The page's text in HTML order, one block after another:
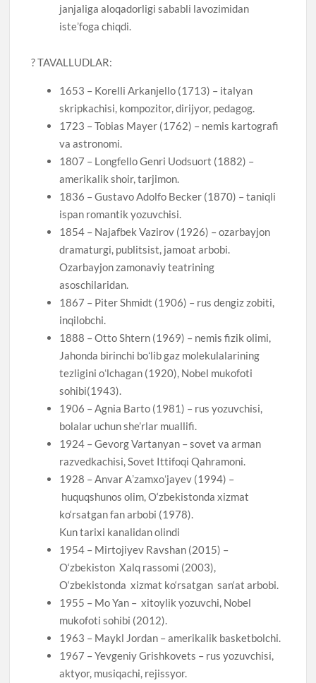
janjaliga aloqadorligi sababli lavozimidan
isteʼfoga chiqdi.
? TAVALLUDLAR:
1653 – Korelli Arkanjello (1713) – italyan
skripkachisi, kompozitor, dirijyor, pedagog.
1723 – Tobias Mayer (1762) – nemis kartografi
va astronomi.
1807 – Longfello Genri Uodsuort (1882) –
amerikalik shoir, tarjimon.
1836 – Gustavo Adolfo Becker (1870) – taniqli
ispan romantik yozuvchisi.
1854 – Najafbek Vazirov (1926) – ozarbayjon
dramaturgi, publitsist, jamoat arbobi.
Ozarbayjon zamonaviy teatrining
asoschilaridan.
1867 – Piter Shmidt (1906) – rus dengiz zobiti,
inqilobchi.
1888 – Otto Shtern (1969) – nemis fizik olimi,
Jahonda birinchi boʻlib gaz molekulalarining
tezligini oʻlchagan (1920), Nobel mukofoti
sohibi(1943).
1906 – Agnia Barto (1981) – rus yozuvchisi,
bolalar uchun she’rlar muallifi.
1924 – Gevorg Vartanyan – sovet va arman
razvedkachisi, Sovet Ittifoqi Qahramoni.
1928 – Anvar Aʼzamxoʻjayev (1994) –
huquqshunos olim, O‘zbekistonda xizmat
ko‘rsatgan fan arbobi (1978).
Kun tarixi kanalidan olindi
1954 – Mirtojiyev Ravshan (2015) –
O‘zbekiston Xalq rassomi (2003),
O‘zbekistonda xizmat ko‘rsatgan san‘at arbobi.
1955 – Mo Yan – xitoylik yozuvchi, Nobel
mukofoti sohibi (2012).
1963 – Maykl Jordan – amerikalik basketbolchi.
1967 – Yevgeniy Grishkovets – rus yozuvchisi,
aktyor, musiqachi, rejissyor.